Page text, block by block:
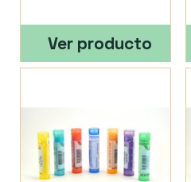
Ver producto